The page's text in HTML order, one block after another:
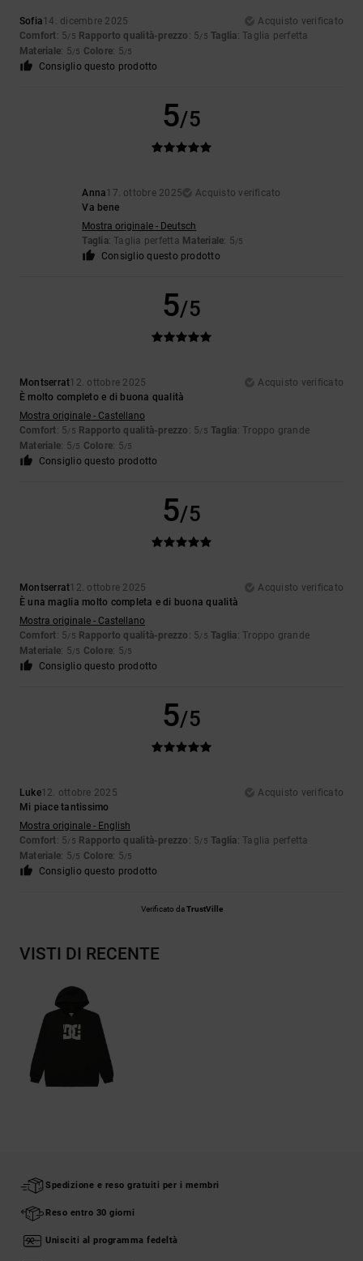
Sofia14. dicembre 2025
Acquisto verificato
Comfort: 5/5 Rapporto qualità-prezzo : 5/5 Taglia: Taglia perfetta
Materiale: 5/5 Colore: 5/5
Consiglio questo prodotto
5/5
Anna17. ottobre 2025
Acquisto verificato
Va bene
Mostra originale - Deutsch
Taglia: Taglia perfetta Materiale: 5/5
Consiglio questo prodotto
5/5
Montserrat12. ottobre 2025
Acquisto verificato
È molto completo e di buona qualità
Mostra originale - Castellano
Comfort: 5/5 Rapporto qualità-prezzo : 5/5 Taglia: Troppo grande
Materiale: 5/5 Colore: 5/5
Consiglio questo prodotto
5/5
Montserrat12. ottobre 2025
Acquisto verificato
È una maglia molto completa e di buona qualità
Mostra originale - Castellano
Comfort: 5/5 Rapporto qualità-prezzo : 5/5 Taglia: Troppo grande
Materiale: 5/5 Colore: 5/5
Consiglio questo prodotto
5/5
Luke12. ottobre 2025
Acquisto verificato
Mi piace tantissimo
Mostra originale - English
Comfort: 5/5 Rapporto qualità-prezzo : 5/5 Taglia: Taglia perfetta
Materiale: 5/5 Colore: 5/5
Consiglio questo prodotto
Verificato daTrustVille
VISTI DI RECENTE
Spedizione e reso gratuiti per i membri
Reso entro 30 giorni
Unisciti al programma fedeltà